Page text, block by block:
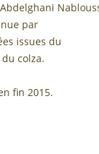
par
issues du
colza.
fin 2015.